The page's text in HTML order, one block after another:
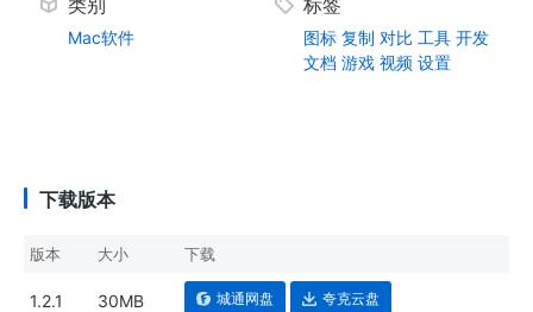
类别
Mac软件
标签
图标 复制 对比 工具 开发
文档 游戏 视频 设置
下载版本
版本 大小 下载
1.2.1 30MB 城通网盘 夸克云盘